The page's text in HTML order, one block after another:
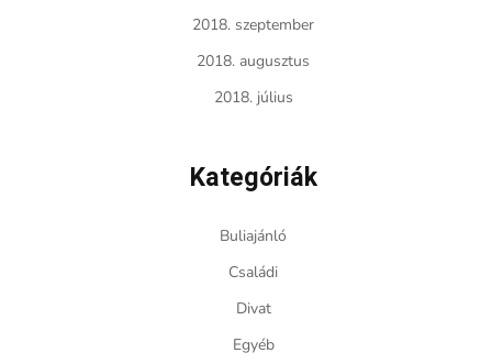
2018. szeptember
2018. augusztus
2018. július
Kategóriák
Buliajánló
Családi
Divat
Egyéb